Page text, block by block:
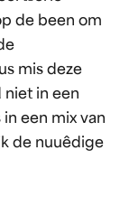
de been om
mis deze
niet in een
een mix van
de nuuêdige